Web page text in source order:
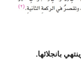
بانجلائها.